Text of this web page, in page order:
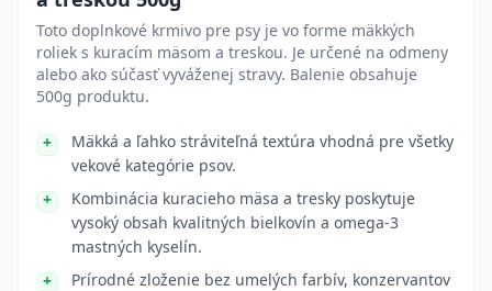
Toto doplnkové krmivo pre psy je vo forme mäkkých
roliek s kuracím mäsom a treskou. Je určené na odmeny
alebo ako súčasť vyváženej stravy. Balenie obsahuje
500g produktu.
Mäkká a ľahko stráviteľná textúra vhodná pre všetky
vekové kategórie psov.
Kombinácia kuracieho mäsa a tresky poskytuje
vysoký obsah kvalitných bielkovín a omega-3
mastných kyselín.
Prírodné zloženie bez umelých farbív, konzervantov